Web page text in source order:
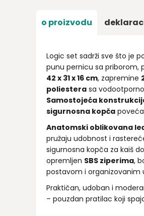
o proizvodu
Logic set sadrži sve što je
punu pernicu sa priborom,
42 x 31 x 16 cm, zapremine
poliestera sa
Samostojeća
sigurnosna kopča
Anatomski oblikovana
pružaju udobnost i
sigurnosna kopča za kaiš
opremljen SBS ziperima,
postavom i organizovanim
Praktičan, udoban i
– pouzdan pratilac koji